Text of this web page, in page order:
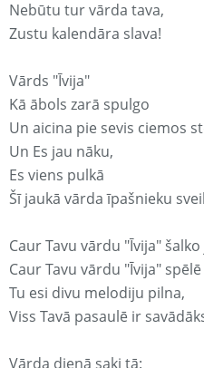
Nebūtu tur vārda tava,
Zustu kalendāra slava!
Vārds "Īvija"
Kā ābols zarā spulgo
Un aicina pie sevis ciemos
Un Es jau nāku,
Es viens pulkā
Šī jaukā vārda īpašnieku
Caur Tavu vārdu "Īvija"
Caur Tavu vārdu "Īvija"
Tu esi divu melodiju pilna,
Viss Tavā pasaulē ir
Vārda dienā saki tā: